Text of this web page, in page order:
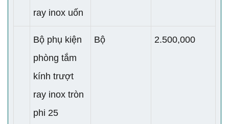
ray inox uốn
Bộ phụ kiện
phòng tắm
kính trượt
ray inox tròn
phi 25
Bộ 2.500,000